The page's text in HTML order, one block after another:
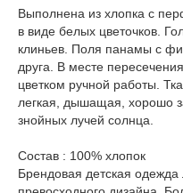
Выполнена из хлопка с
в виде белых цветочков.
клиньев. Поля панамы с
друга. В месте
цветком ручной работы.
легкая, дышащая, хорошо
знойных лучей солнца.
Состав : 100% хлопок
Брендовая детская одежда